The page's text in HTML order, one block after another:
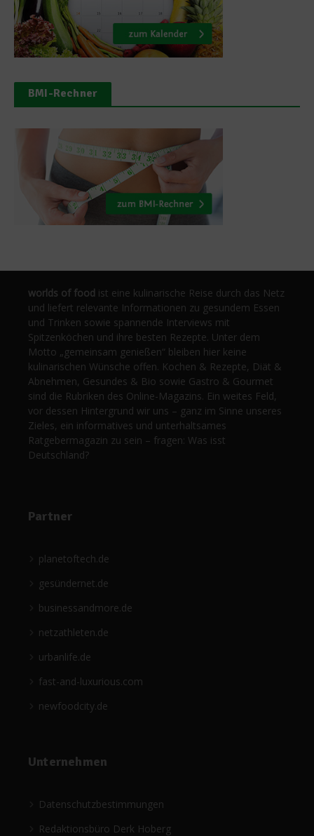
BMI-Rechner
worlds of food ist eine kulinarische Reise durch das Netz
und liefert relevante Informationen zu gesundem Essen
und Trinken sowie spannende Interviews mit
Spitzenköchen und ihre besten Rezepte. Unter dem
Motto „gemeinsam genießen“ bleiben hier keine
kulinarischen Wünsche offen. Kochen & Rezepte, Diät &
Abnehmen, Gesundes & Bio sowie Gastro & Gourmet
sind die Rubriken des Online-Magazins. Ein weites Feld,
vor dessen Hintergrund wir uns – ganz im Sinne unseres
Zieles, ein informatives und unterhaltsames
Ratgebermagazin zu sein – fragen: Was isst
Deutschland?
Partner
planetoftech.de
gesündernet.de
businessandmore.de
netzathleten.de
urbanlife.de
fast-and-luxurious.com
newfoodcity.de
Unternehmen
Datenschutzbestimmungen
Redaktionsbüro Derk Hoberg